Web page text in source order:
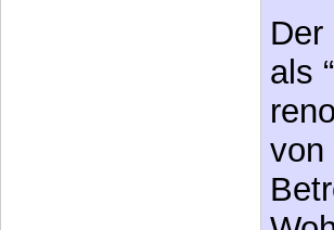
Der
als
von